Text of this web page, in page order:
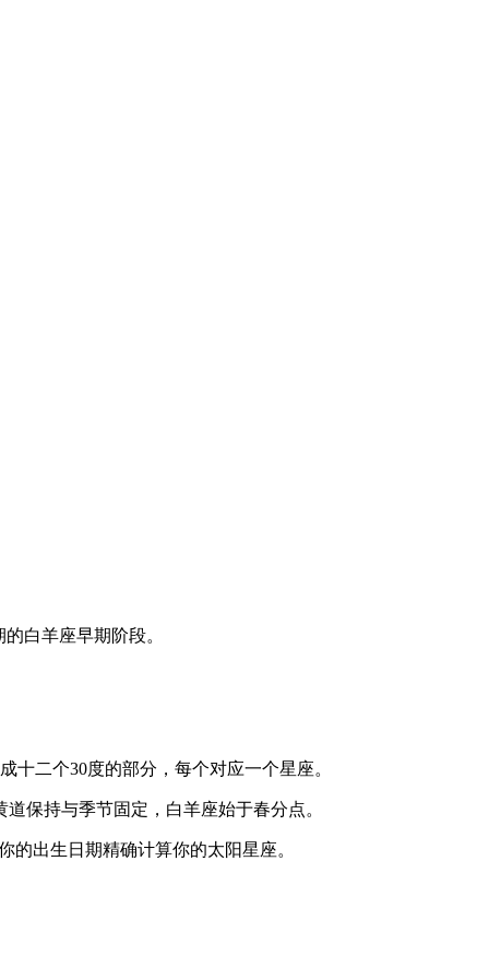
白羊座早期阶段。
二个30度的部分，每个对应一个星座。
保持与季节固定，白羊座始于春分点。
的出生日期精确计算你的太阳星座。